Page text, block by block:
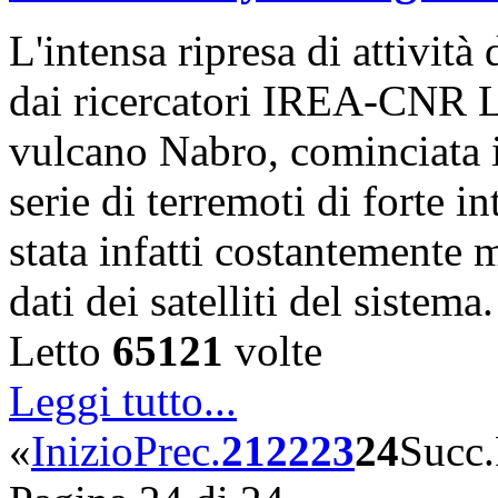
L'intensa ripresa di attività
dai ricercatori IREA-CNR
vulcano Nabro,
serie di terremoti di forte
stata infatti costantemente
dati dei satelliti del
Letto 65121 volte
Leggi tutto...
«InizioPrec.21222324Succ.